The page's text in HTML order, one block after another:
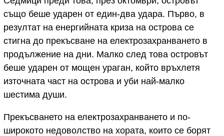
също беше ударен от един-два удара. Първо, в
резултат на енергийната криза на острова се
стигна до прекъсване на електрозахранването в
продължение на дни. Малко след това островът
беше ударен от мощен ураган, който връхлетя
източната част на острова и уби най-малко
шестима души.
Прекъсването на електрозахранването и по-
широкото недоволство на хората, които се борят